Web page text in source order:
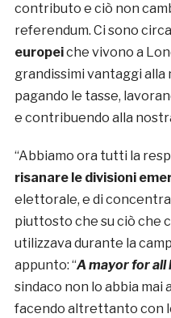
contributo e ciò non
referendum. Ci sono circa
europeiche vivono a
grandissimi vantaggi
pagando le tasse,
e contribuendo alla
“Abbiamo ora tutti la
risanare le divisioni
elettorale, e di
piuttosto che su ciò che
utilizzava durante la
appunto: “A mayor for all
sindaco non lo abbia mai
facendo altrettanto con